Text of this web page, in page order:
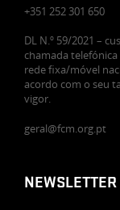
+351 252 301 650
DL N.º 59/2021 –
chamada telefónica
rede fixa/móvel
acordo com o seu
vigor.
geral@fcm.org.pt
NEWSLETTER